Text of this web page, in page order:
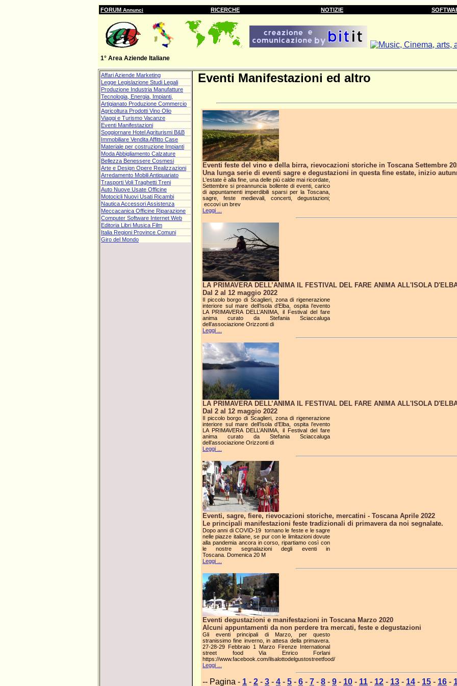
FORUM Annunci RICERCHE NOTIZIE
1° Area Aziende Italiane
Affari Aziende Marketing
Legge Legislazione Studi Legali
Produzione Industria Manufatture
Tecnologia, Energia, Impianti,
Artigianato Produzione Commercio
Agricoltura Prodotti Vino Olio
Viaggi e Turismo Vacanze
Eventi Manifestazioni
Soggiornare Hotel Agriturismi B&B
Immobiliare Vendita Affitto Case
Materiale per costruzione Impianti
Moda Abbigliamento Calzature
Bellezza Benessere Cosmesi
Arte e Design Opere Realizzazioni
Arredamento Mobili Antiquariato
Trasporti Voli Traghetti Treni
Auto Nuove Usate Officine
Motocicli Nuovi Usati Ricambi
Nautica Accessori Assistenza
Meccacanica Officine Riparazione
Computer Software Internet Web
Editoria Libri Musica Film
Italia Regioni Province Comuni
Giro del Mondo
Eventi Manifestazioni ed altro
Eventi feste del vino e della birra, rievocazioni storiche in Toscana Settembre
Una lunga serie di eventi sagre e degustazioni in questa fine estate, inizio
L'estate è alla fine, una delle più calde mai ricordate,
Settembre si preannuncia bollente di eventi, carico
di appuntamenti imperdibili sparsi per la Toscana,
sagre, feste medievali, concerti, degustazioni;
eccovi un brev
Leggi ...
LA PRIMAVERA DELL’ANIMA IL FESTIVAL DEL FARE ANIMA ALL'ISOLA
Dal 2 al 12 maggio 2022
Il piccolo borgo di Scaglieri, zona di rigenerazione
interiore sul mare dell’Isola d’Elba, ospita l’evento
LA PRIMAVERA DELL’ANIMA, il Festival del fare
anima curato da Stefania Sciaccaluga
dell’associazione Orizzonti di
Leggi ...
LA PRIMAVERA DELL’ANIMA IL FESTIVAL DEL FARE ANIMA ALL'ISOLA
Dal 2 al 12 maggio 2022
Il piccolo borgo di Scaglieri, zona di rigenerazione
interiore sul mare dell’Isola d’Elba, ospita l’evento
LA PRIMAVERA DELL’ANIMA, il Festival del fare
anima curato da Stefania Sciaccaluga
dell’associazione Orizzonti di
Leggi ...
Eventi, sagre, fiere, rievocazioni storiche, mercatini - Toscana Aprile 2022
Le principali manifestazioni feste tradizionali di primavera da noi segnalate.
Dopo anni di COVID-19 tornano le feste e le sagre
nelle piazze italiane, se pur con le limitazioni dovute
alla pandemia ancora in corso, ripartiamo così con
le nostre segnalazioni degli eventi in
Toscana. Domenica 20 M
Leggi ...
Eventi degustazioni e manifestazioni in Toscana Marzo 2020
Alcuni appuntamenti da non perdere tra mercati, feste e degustazioni
Gli eventi principali di Marzo, per questo
stranissimo fine inverno, in attesa della primavera.
27-28-29 Febbraio 1 Marzo Firenze International
street food Via Enrico Forlani
https://www.facebook.com/ilsalottodelgustostreetfood/
Leggi ...
-- Pagina - 1 - 2 - 3 - 4 - 5 - 6 - 7 - 8 - 9 - 10 - 11 - 12 - 13 - 14 - 15 - 16 -